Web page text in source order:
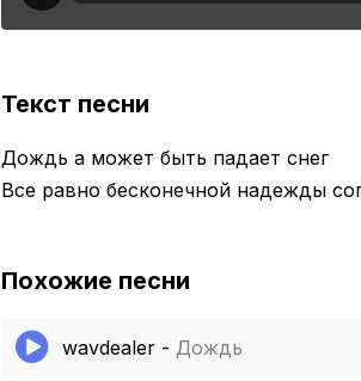
Текст песни
Дождь а может быть падает снег
Все равно бесконечной надежды
Похожие песни
wavdealer - Дождь